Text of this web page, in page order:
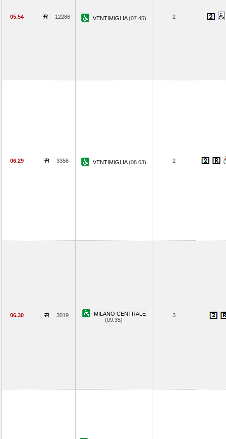
05.54 12286 VENTIMIGLIA(07.45) 2
06.29 3356 VENTIMIGLIA(08.03) 2
06.30 3019
MILANO CENTRALE
(09.35)
3